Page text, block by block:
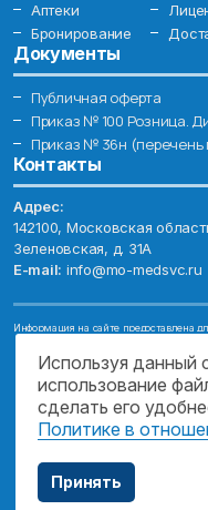
Аптеки
Бронирование
Документы
Публичная оферта
Приказ № 100 Розница.
Приказ № 36н (перечень
Контакты
Адрес:
142100, Московская
Зеленовская, д. 31А
E-mail: info@mo-medsvc.ru
Информация на сайте предоставлена
Имеются противопоказания,
© 2026. ГОСУДАРСТВЕННОЕ
ОБЛАСТИ
ПОДДЕРЖКА САЙТА
Используя данный
использование
сделать его
Политике в
Принять